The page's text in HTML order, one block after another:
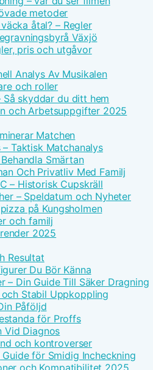
metoder
åtal? – Regler
Växjö
pris och utgåvor
Analys Av Musikalen
och roller
skyddar du ditt hem
och Arbetsuppgifter 2025
Matchen
– Taktisk Matchanalys
Smärtan
Och Privatliv Med Familj
– Historisk Cupskräll
– Speldatum och Nyheter
på Kungsholmen
och familj
2025
Resultat
Du Bör Känna
– Din Guide Till Säker Dragning
Stabil Uppkoppling
Påföljd
för Proffs
Vid Diagnos
och kontroverser
för Smidig Incheckning
och Kompatibilitet 2025